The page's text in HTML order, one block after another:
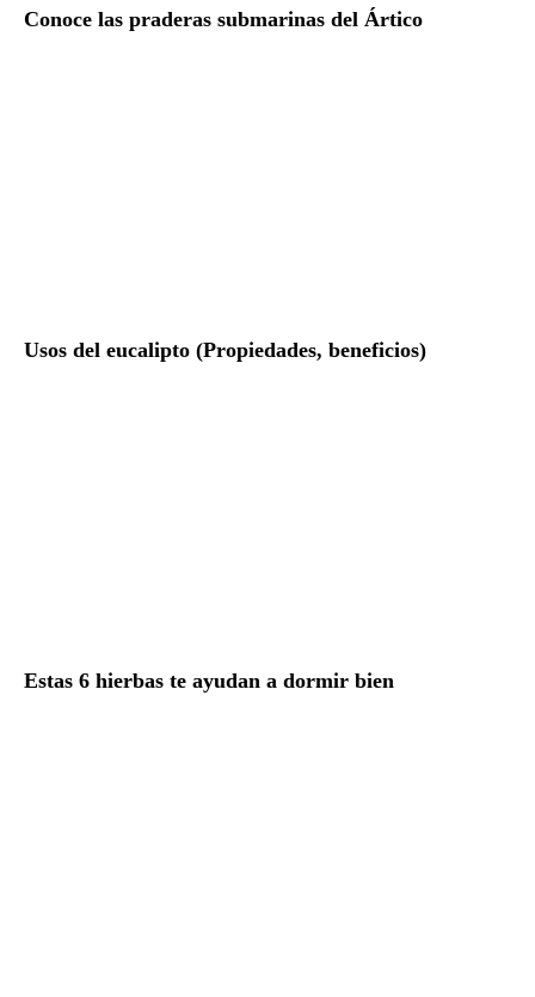
Conoce las praderas submarinas del Ártico
Usos del eucalipto (Propiedades, beneficios)
Estas 6 hierbas te ayudan a dormir bien